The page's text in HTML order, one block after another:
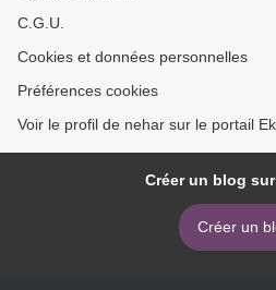
C.G.U.
Cookies et données personnelles
Préférences cookies
Voir le profil de nehar sur le portail
Créer un blog
Créer un